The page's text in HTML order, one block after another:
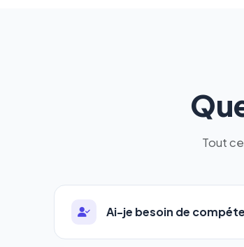
Tout
Ai-je besoin de